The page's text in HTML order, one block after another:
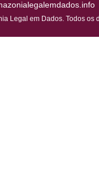
Legal em Dados. Todos os